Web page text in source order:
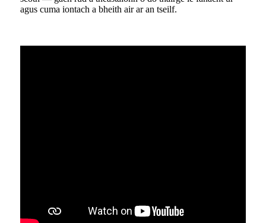
agus cuma iontach a bheith air ar an tseilf.